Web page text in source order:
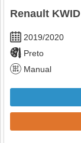
Renault
2019/2020
Preto
Manual